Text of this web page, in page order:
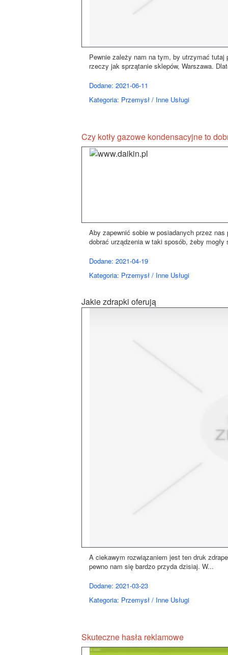
Pewnie zależy nam na tym, by utrzymać
rzeczy jak sprzątanie sklepów, Warszawa.
Dodane: 2021-06-11
Kategoria: Przemysł / Inne Usługi
Czy kotły gazowe kondensacyjne to
Aby zapewnić sobie w posiadanych przez
dobrać urządzenia w taki sposób, żeby
Dodane: 2021-04-19
Kategoria: Przemysł / Inne Usługi
Jakie zdrapki oferują
A ciekawym rozwiązaniem jest ten druk
pewno nam się bardzo przyda dzisiaj. W...
Dodane: 2021-03-23
Kategoria: Przemysł / Inne Usługi
Skuteczne hasła reklamowe